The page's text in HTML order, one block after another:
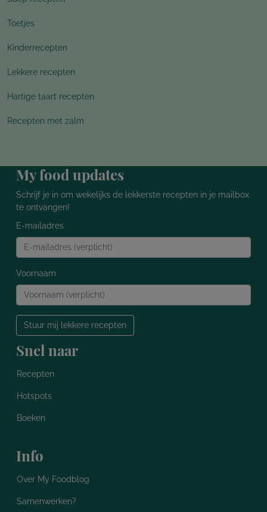
Toetjes
Kinderrecepten
Lekkere recepten
Hartige taart recepten
Recepten met zalm
My food updates
Schrijf je in om wekelijks de lekkerste recepten in je mailbox
te ontvangen!
E-mailadres
Voornaam
Stuur mij lekkere recepten
Snel naar
Recepten
Hotspots
Boeken
Info
Over My Foodblog
Samenwerken?